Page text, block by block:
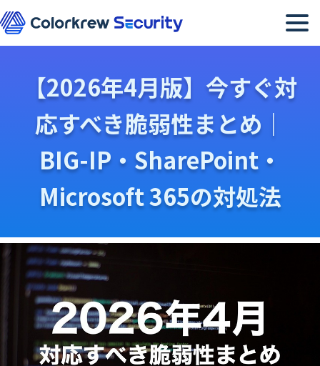
【2026年4月版】今すぐ対
応すべき脆弱性まとめ｜
BIG-IP・SharePoint・
Microsoft 365の対処法